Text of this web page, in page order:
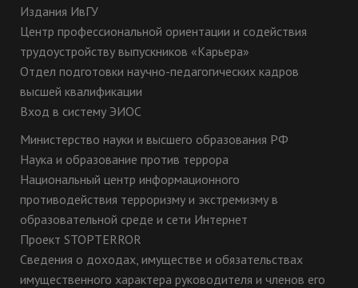
Издания ИвГУ
Центр профессиональной ориентации и содействия
трудоустройству выпускников «Карьера»
Отдел подготовки научно-педагогических кадров
высшей квалификации
Вход в систему ЭИОС
Министерство науки и высшего образования РФ
Наука и образование против террора
Национальный центр информационного
противодействия терроризму и экстремизму в
образовательной среде и сети Интернет
Проект STOPTERROR
Сведения о доходах, имуществе и обязательствах
имущественного характера руководителя и членов его